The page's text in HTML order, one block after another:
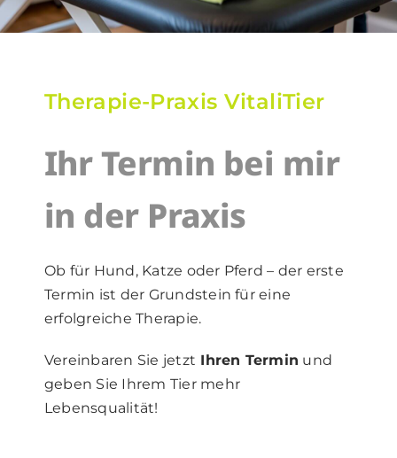
Therapie-Praxis VitaliTier
Ihr Termin bei mir
in der Praxis
Ob für Hund, Katze oder Pferd – der erste
Termin ist der Grundstein für eine
erfolgreiche Therapie.
Vereinbaren Sie jetzt Ihren Termin und
geben Sie Ihrem Tier mehr
Lebensqualität!